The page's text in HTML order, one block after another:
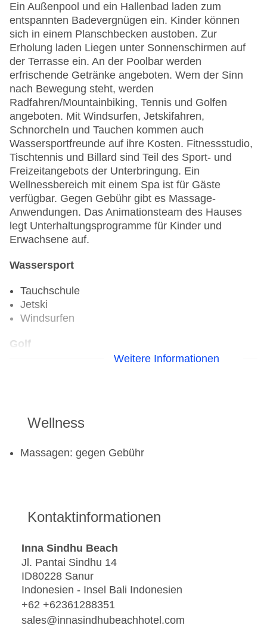
Ein Außenpool und ein Hallenbad laden zum
entspannten Badevergnügen ein. Kinder können
sich in einem Planschbecken austoben. Zur
Erholung laden Liegen unter Sonnenschirmen auf
der Terrasse ein. An der Poolbar werden
erfrischende Getränke angeboten. Wem der Sinn
nach Bewegung steht, werden
Radfahren/Mountainbiking, Tennis und Golfen
angeboten. Mit Windsurfen, Jetskifahren,
Schnorcheln und Tauchen kommen auch
Wassersportfreunde auf ihre Kosten. Fitnessstudio,
Tischtennis und Billard sind Teil des Sport- und
Freizeitangebots der Unterbringung. Ein
Wellnessbereich mit einem Spa ist für Gäste
verfügbar. Gegen Gebühr gibt es Massage-
Anwendungen. Das Animationsteam des Hauses
legt Unterhaltungsprogramme für Kinder und
Erwachsene auf.
Wassersport
Tauchschule
Jetski
Windsurfen
Golf
Tennisplatz
Weitere Informationen
Wellness
Massagen: gegen Gebühr
Kontaktinformationen
Inna Sindhu Beach
Jl. Pantai Sindhu 14
ID80228 Sanur
Indonesien - Insel Bali Indonesien
+62 +62361288351
sales@innasindhubeachhotel.com